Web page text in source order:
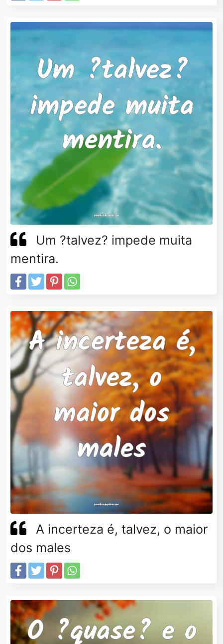
Um ?talvez? impede muita
mentira.
A incerteza é, talvez, o maior
dos males